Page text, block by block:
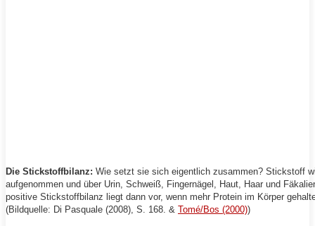
Die Stickstoffbilanz: Wie setzt sie sich eigentlich zusammen? Stickstoff
aufgenommen und über Urin, Schweiß, Fingernägel, Haut, Haar und
positive Stickstoffbilanz liegt dann vor, wenn mehr Protein im Körper
(Bildquelle: Di Pasquale (2008), S. 168. & Tomé/Bos (2000))